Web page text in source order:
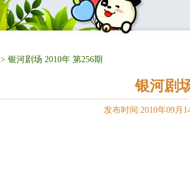
> 银河剧场 2010年 第256期
银河剧
发布时间:2010年09月